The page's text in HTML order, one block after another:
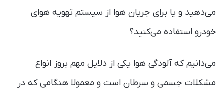
می‌دهید و یا برای جریان هوا از سیستم تهویه هوای
خودرو استفاده می‌کنید؟
می‌دانیم که آلودگی هوا یکی از دلایل مهم بروز انواع
مشکلات جسمی و سرطان است و معمولا هنگامی که در